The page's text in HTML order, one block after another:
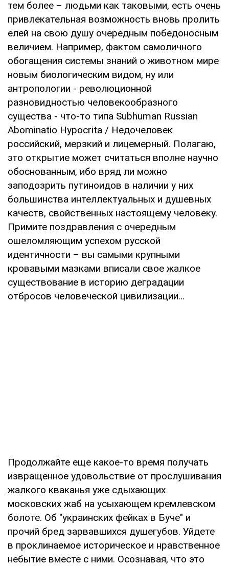
тем более – людьми как таковыми, есть очень
привлекательная возможность вновь пролить
елей на свою душу очередным победоносным
величием. Например, фактом самоличного
обогащения системы знаний о животном мире
новым биологическим видом, ну или
антропологии - революционной
разновидностью человекообразного
существа - что-то типа Subhuman Russian
Abominatio Hypocrita / Недочеловек
российский, мерзкий и лицемерный. Полагаю,
это открытие может считаться вполне научно
обоснованным, ибо вряд ли можно
заподозрить путиноидов в наличии у них
большинства интеллектуальных и душевных
качеств, свойственных настоящему человеку.
Примите поздравления с очередным
ошеломляющим успехом русской
идентичности – вы самыми крупными
кровавыми мазками вписали свое жалкое
существование в историю деградации
отбросов человеческой цивилизации…
Продолжайте еще какое-то время получать
извращенное удовольствие от прослушивания
жалкого кваканья уже сдыхающих
московских жаб на усыхающем кремлевском
болоте. Об "украинских фейках в Буче" и
прочий бред зарвавшихся душегубов. Уйдете
в проклинаемое историческое и нравственное
небытие вместе с ними. Осознавая, что это